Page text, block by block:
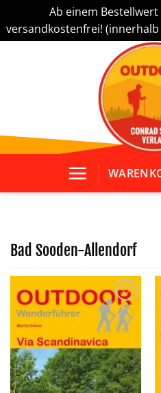
Ab einem
versandkostenfrei!
Bad Sooden-Allendorf
Zu
Wunschliste
hinzufügen